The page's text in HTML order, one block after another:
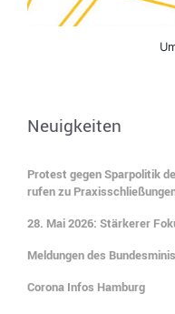
Neuigkeiten
Protest gegen Sparpolitik
rufen zu
28. Mai 2026: Stärkerer
Meldungen des
Corona Infos Hamburg